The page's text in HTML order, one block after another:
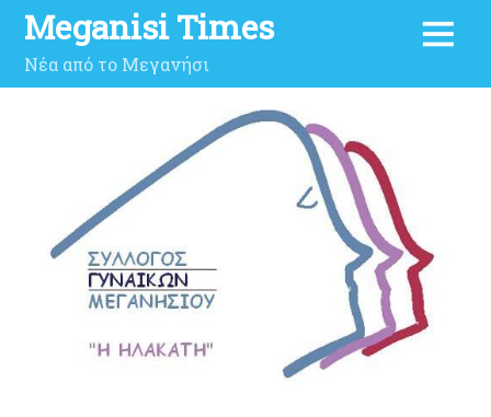
Meganisi Times
Νέα από το Μεγανήσι